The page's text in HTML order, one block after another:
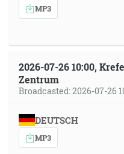
MP3
2026-07-26 10:00,
Zentrum
Broadcasted: 2026-07-26
DEUTSCH
MP3